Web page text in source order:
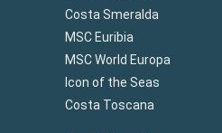
Costa Smeralda
MSC Euribia
MSC World Europa
Icon of the Seas
Costa Toscana